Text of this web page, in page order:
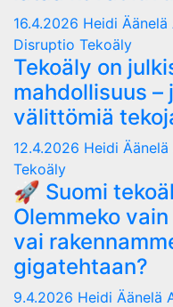
16.4.2026 Heidi Äänelä
Disruptio Tekoäly
Tekoäly on
mahdollisuus –
välittömiä
12.4.2026 Heidi Äänelä
Tekoäly
🚀 Suomi
Olemmeko
vai
gigatehtaan?
9.4.2026 Heidi Äänelä